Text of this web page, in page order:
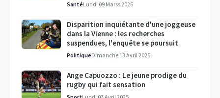
SantéLundi 09 Marss 2026
Disparition inquiétante d'une joggeuse
dans la Vienne : les recherches
suspendues, l'enquête se poursuit
PolitiqueDimanche 13 Avril 2025
Ange Capuozzo : Le jeune prodige du
rugby qui fait sensation